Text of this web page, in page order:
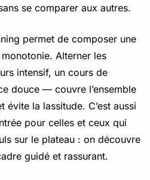
se comparer aux autres.
permet de composer une
Alterner les
intensif, un cours de
douce — couvre l’ensemble
évite la lassitude. C’est aussi
pour celles et ceux qui
sur le plateau : on découvre
guidé et rassurant.